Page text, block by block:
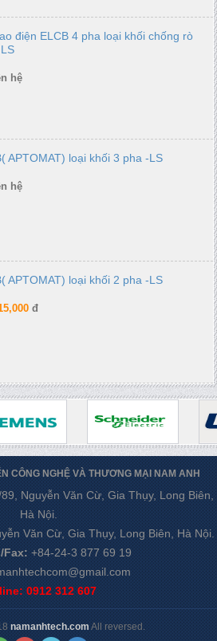
điện ELCB 4 pha loại khối chống rò
hệ
APTOMAT) loại khối 3 pha -LS
hệ
APTOMAT) loại khối 2 pha -LS
đ
CÔNG NGHỆ VÀ THƯƠNG MẠI NAM ANH
Nguyễn Văn Cừ, Gia Thụy, Long Biên,
Hà Nội.
Văn Cừ, Gia Thụy, Long Biên, Hà Nội.
Fax:+84-24-3 877 69 19
0912 312 607
namanhtech.comAll reversed.